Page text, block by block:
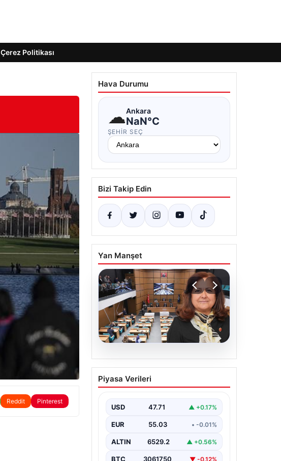
Çerez Politikası
Reddit Pinterest
Hava Durumu
☁Ankara
NaN°C
ŞEHIR SEÇ
Bizi Takip Edin
Yan Manşet
05.08.2026
Üsküdar Belediyesi’nde
başkanvekili Sibel Tan
Piyasa Verileri
USD 47.71 ▲ +0.17%
EUR 55.03 • -0.01%
ALTIN 6529.2 ▲ +0.56%
BTC 3061750 ▼ -0.12%